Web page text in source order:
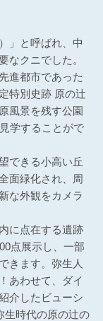
」と呼ばれ、中
なクニでした。
進都市であった
特別史跡 原の辻
風景を残す公園
学することがで
できる小高い丘
面緑化され、周
な外観をカメラ
に点在する遺跡
点展示し、一部
きます。弥生人
あわせて、ダイ
介したビューシ
生時代の原の辻の